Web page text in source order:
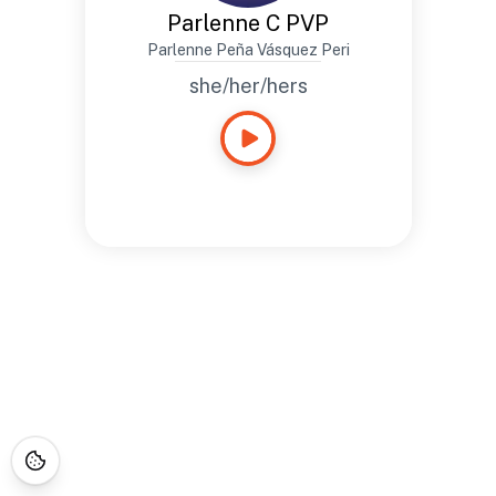
Parlenne C PVP
Parlenne Peña Vásquez Peri
she/her/hers